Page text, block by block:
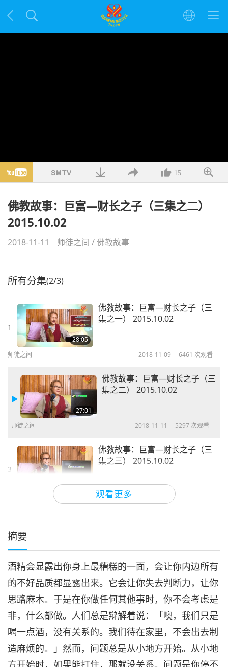
15
佛教故事：巨富—财长之子（三集之二）
2015.10.02
2018-11-11 师徒之间 /佛教故事
观看更多
所有分集(2/3)
1
28:05
佛教故事：巨富—财长之子（三
集之一） 2015.10.02
师徒之间 2018-11-09 6461 次观看
27:01
佛教故事：巨富—财长之子（三
集之二） 2015.10.02
师徒之间 2018-11-11 5297 次观看
3
佛教故事：巨富—财长之子（三
集之三） 2015.10.02
摘要
酒精会显露出你身上最糟糕的一面，会让你内边所有
的不好品质都显露出来。它会让你失去判断力，让你
思路麻木。于是在你做任何其他事时，你不会考虑是
非，什么都做。人们总是辩解着说：「噢，我们只是
喝一点酒，没有关系的。我们待在家里，不会出去制
造麻烦的。」然而，问题总是从小地方开始。从小地
方开始时，如果能打住，那就没关系。问题是你停不